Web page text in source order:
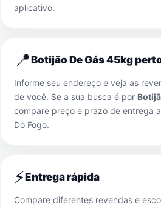
aplicativo.
📍Botijão De Gás 45kg
Informe seu endereço e veja as
de você. Se a sua busca é por
compare preço e prazo de entrega
Do Fogo.
⚡Entrega rápida
Compare diferentes revendas e